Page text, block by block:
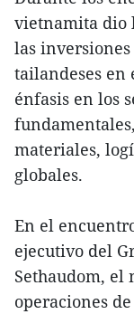
vietnamita dio
las
tailandeses en
énfasis en los
materiales,
globales.
En el
ejecutivo del
Sethaudom,
operaciones